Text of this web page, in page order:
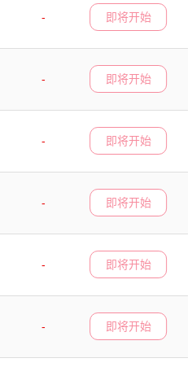
-
即将开始
-
即将开始
-
即将开始
-
即将开始
-
即将开始
-
即将开始